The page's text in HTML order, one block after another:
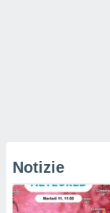
Notizie